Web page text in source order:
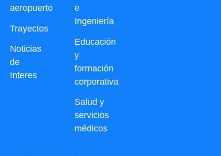
aeropuerto
Trayectos
Noticias
de
Interes
e
Ingeniería
Educación
y
formación
corporativa
Salud y
servicios
médicos